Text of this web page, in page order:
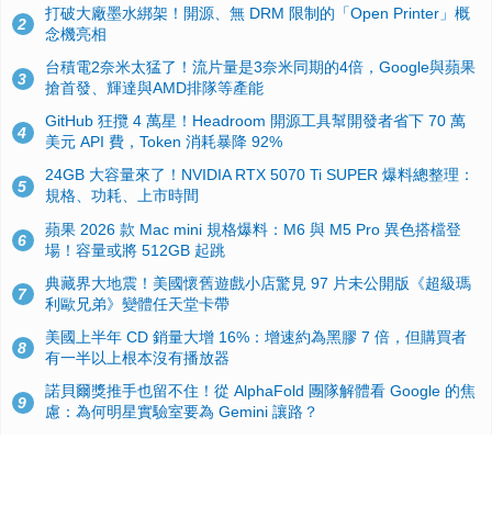
2
打破大廠墨水綁架！開源、無 DRM 限制的「Open Printer」概
念機亮相
3
台積電2奈米太猛了！流片量是3奈米同期的4倍，Google與蘋果
搶首發、輝達與AMD排隊等產能
4
GitHub 狂攬 4 萬星！Headroom 開源工具幫開發者省下 70 萬
美元 API 費，Token 消耗暴降 92%
5
24GB 大容量來了！NVIDIA RTX 5070 Ti SUPER 爆料總整理：
規格、功耗、上市時間
6
蘋果 2026 款 Mac mini 規格爆料：M6 與 M5 Pro 異色搭檔登
場！容量或將 512GB 起跳
7
典藏界大地震！美國懷舊遊戲小店驚見 97 片未公開版《超級瑪
利歐兄弟》變體任天堂卡帶
8
美國上半年 CD 銷量大增 16%：增速約為黑膠 7 倍，但購買者
有一半以上根本沒有播放器
9
諾貝爾獎推手也留不住！從 AlphaFold 團隊解體看 Google 的焦
慮：為何明星實驗室要為 Gemini 讓路？